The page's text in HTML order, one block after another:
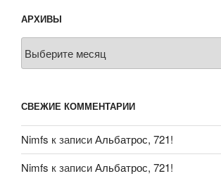
АРХИВЫ
СВЕЖИЕ КОММЕНТАРИИ
Nimfs к записиАльбатрос, 721!
Nimfs к записиАльбатрос, 721!